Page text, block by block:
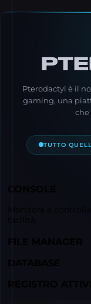
Pterodactyl è il
gaming, una
che
TUTTO